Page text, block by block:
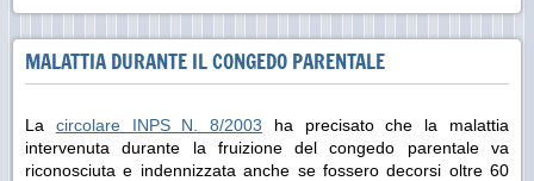
MALATTIA DURANTE IL CONGEDO PARENTALE
La circolare INPS N. 8/2003 ha precisato che la malattia
intervenuta durante la fruizione del congedo parentale va
riconosciuta e indennizzata anche se fossero decorsi oltre 60